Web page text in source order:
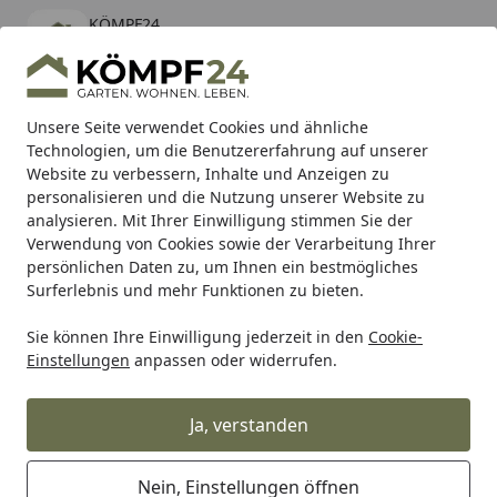
Unsere Seite verwendet Cookies und ähnliche
Technologien, um die Benutzererfahrung auf unserer
Website zu verbessern, Inhalte und Anzeigen zu
personalisieren und die Nutzung unserer Website zu
analysieren. Mit Ihrer Einwilligung stimmen Sie der
Verwendung von Cookies sowie der Verarbeitung Ihrer
persönlichen Daten zu, um Ihnen ein bestmögliches
Surferlebnis und mehr Funktionen zu bieten.
Sie können Ihre Einwilligung jederzeit in den Cookie-
Einstellungen anpassen oder widerrufen.
Ja, verstanden
Nein, Einstellungen öffnen
KÖMPF24
kostenlos - Im App Store
Hotline
Alle Produkte
Mein Konto
Suchen
Karibu Pools inkl. gratis Sandfilteranlage & Pool-
Starterset (Gesamtwert bis 468,99€)
Startseite
Arbeitskleidung Oberbekleidung Arbeits T-Shirts
Jobman Langärmeliges T-Shirt 5230